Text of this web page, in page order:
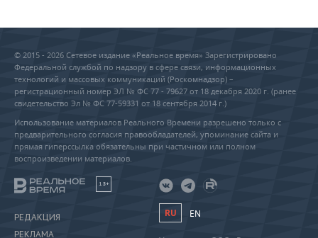
© 2015 - 2026 Сетевое издание «Реальное время» Зарегистрировано
Федеральной службой по надзору в сфере связи, информационных
технологий и массовых коммуникаций (Роскомнадзор) –
регистрационный номер ЭЛ № ФС 77 - 79627 от 18 декабря 2020 г. (ранее
свидетельство Эл № ФС 77-59331 от 18 сентября 2014 г.)
Использование материалов Реального Времени разрешено только с
предварительного согласия правообладателей, упоминание сайта и
прямая гиперссылка обязательны при частичном или полном
воспроизведении материалов.
18+
РЕДАКЦИЯ
РЕКЛАМА
RU EN